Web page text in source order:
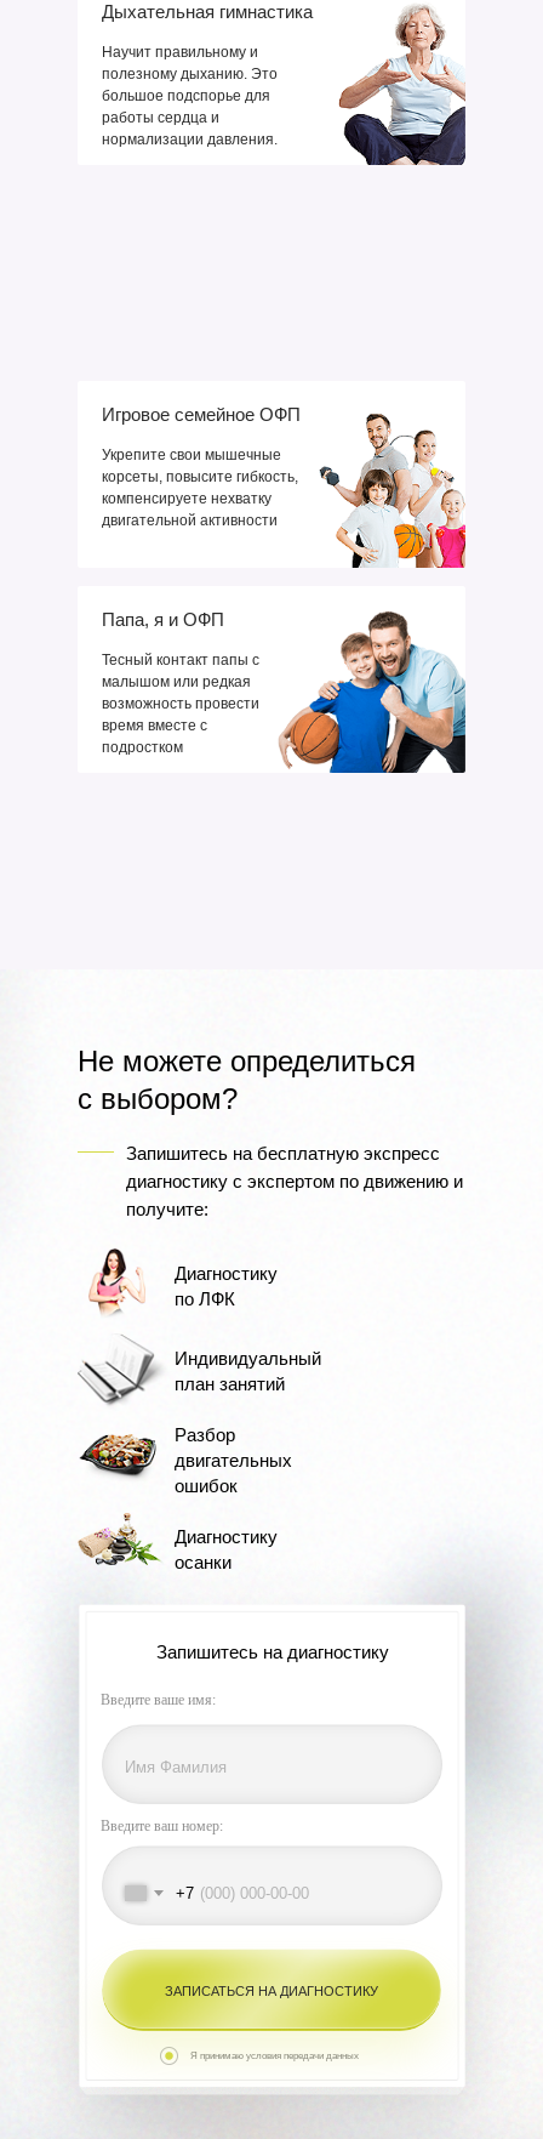
Дыхательная гимнастика
Научит правильному и
полезному дыханию. Это
большое подспорье для
работы сердца и
нормализации давления.
Игровое семейное ОФП
Укрепите свои мышечные
корсеты, повысите гибкость,
компенсируете нехватку
двигательной активности
Папа, я и ОФП
Тесный контакт папы с
малышом или редкая
возможность провести
время вместе с
подростком
Не можете определиться
с выбором?
Запишитесь на бесплатную экспресс
диагностику с экспертом по движению и
получите:
Диагностику
по ЛФК
Индивидуальный
план занятий
Разбор
двигательных
ошибок
Диагностику
осанки
Запишитесь на диагностику
Я принимаю условия передачи данных
ЗАПИСАТЬСЯ НА ДИАГНОСТИКУ
Введите ваше имя:
Введите ваш номер:
+7